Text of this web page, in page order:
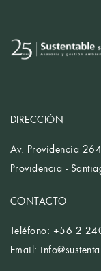
DIRECCIÓN
Av. Providencia
Providencia -
CONTACTO
Teléfono: +56 2
Email: